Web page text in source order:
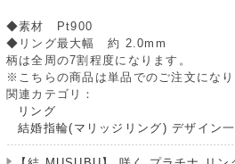
◆素材 Pt900
◆リング最大幅 約 2.0mm
柄は全周の7割程度になります。
※こちらの商品は単品でのご注文になり
関連カテゴリ：
リング
結婚指輪(マリッジリング) デザイン